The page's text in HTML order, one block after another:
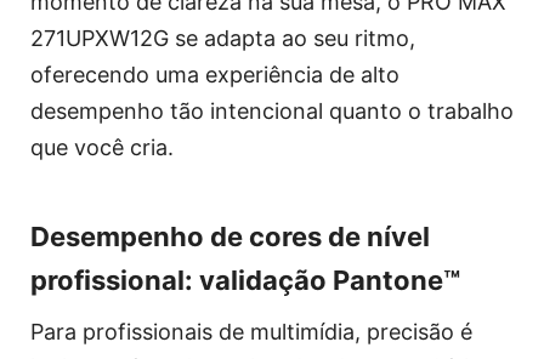
271UPXW12G se adapta ao seu ritmo,
oferecendo uma experiência de alto
desempenho tão intencional quanto o trabalho
que você cria.
Desempenho de cores de nível
profissional: validação Pantone™
Para profissionais de multimídia, precisão é